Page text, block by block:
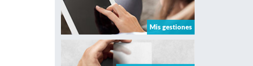
Mis gestiones